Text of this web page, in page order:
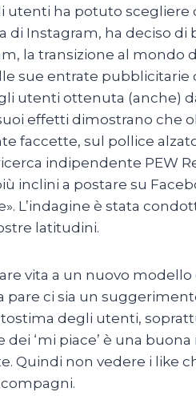
utenti ha potuto scegliere
Instagram, ha deciso di
la transizione al mondo
sue entrate
utenti ottenuta (anche)
effetti dimostrano che
faccette, sul pollice
indipendente PEW
inclini a postare su
L’indagine è stata
latitudini.
vita a un nuovo modello
ci sia un
degli utenti,
‘mi piace’ è una
Quindi non vedere i like